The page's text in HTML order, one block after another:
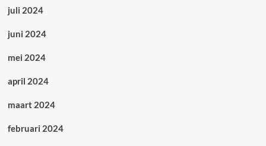
juli 2024
juni 2024
mei 2024
april 2024
maart 2024
februari 2024